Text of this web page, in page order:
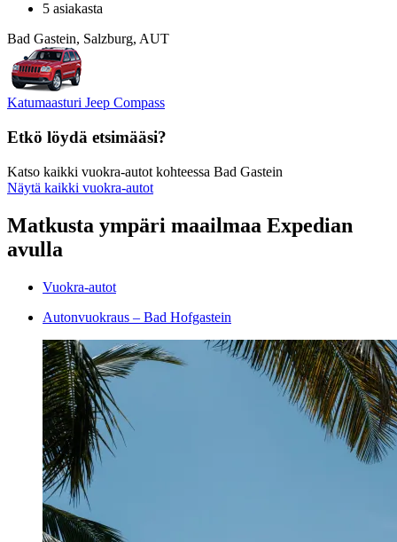
5 asiakasta
Bad Gastein, Salzburg, AUT
Katumaasturi Jeep Compass
Etkö löydä etsimääsi?
Katso kaikki vuokra-autot kohteessa Bad Gastein
Näytä kaikki vuokra-autot
Matkusta ympäri maailmaa Expedian
avulla
Vuokra-autot
Autonvuokraus – Bad Hofgastein